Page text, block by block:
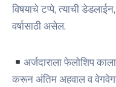
विषयाचे टप्पे, त्याची
वर्षासाठी असेल.
अर्जदाराला फेलोशिप
करून अंतिम अहवाल व